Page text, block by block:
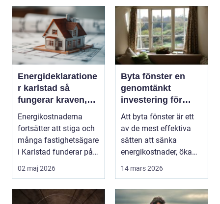
Energideklaratione
r karlstad så
fungerar kraven,
processen och
nyttan
Energikostnaderna
fortsätter att stiga och
många fastighetsägare
i Karlstad funderar på
hur de kan m...
02 maj 2026
Byta fönster en
genomtänkt
investering för
hem och plånbok
Att byta fönster är ett
av de mest effektiva
sätten att sänka
energikostnader, öka
boendekomfort och...
14 mars 2026